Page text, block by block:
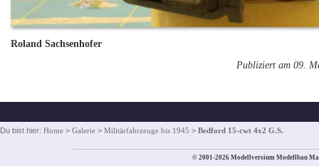
Roland Sachsenhofer
Publiziert am 09.
Du bist hier: Home > Galerie > Militärfahrzeuge bis 1945 > Bedford 15-cwt 4x2 G.S.
© 2001-2026 Modellversium Modellbau